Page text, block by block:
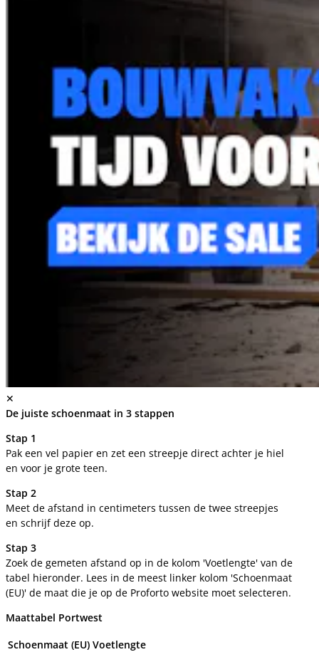
✕
De juiste schoenmaat in 3 stappen
Stap 1
Pak een vel papier en zet een streepje direct achter je hiel
en voor je grote teen.
Stap 2
Meet de afstand in centimeters tussen de twee streepjes
en schrijf deze op.
Stap 3
Zoek de gemeten afstand op in de kolom 'Voetlengte' van de
tabel hieronder. Lees in de meest linker kolom 'Schoenmaat
(EU)' de maat die je op de Proforto website moet selecteren.
Maattabel Portwest
Schoenmaat (EU) Voetlengte